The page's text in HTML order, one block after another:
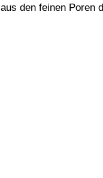
aus den feinen Poren